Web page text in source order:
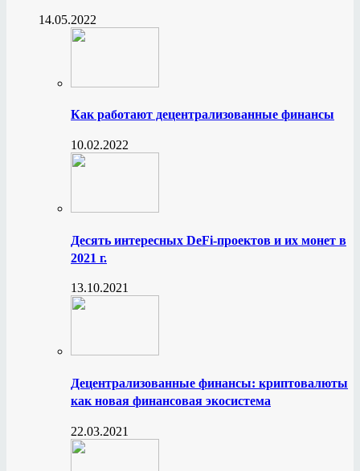
14.05.2022
Как работают децентрализованные финансы
10.02.2022
Десять интересных DeFi-проектов и их монет в
2021 г.
13.10.2021
Децентрализованные финансы: криптовалюты
как новая финансовая экосистема
22.03.2021